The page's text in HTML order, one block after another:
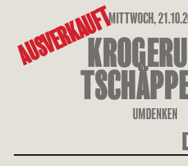
MITTWOCH,
AUSVERKAUFT
UMDENKEN